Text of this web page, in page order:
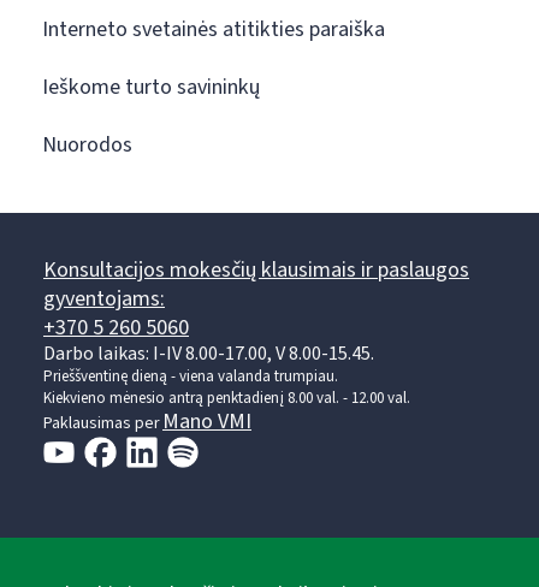
Interneto svetainės atitikties paraiška
Ieškome turto savininkų
Nuorodos
Konsultacijos mokesčių klausimais ir paslaugos
gyventojams:
+370 5 260 5060
Darbo laikas: I-IV 8.00-17.00, V 8.00-15.45.
Prieššventinę dieną - viena valanda trumpiau.
Kiekvieno mėnesio antrą penktadienį 8.00 val. - 12.00 val.
Paklausimas perMano VMI